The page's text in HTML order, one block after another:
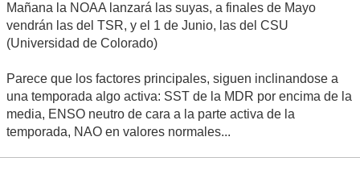
Mañana la NOAA lanzará las suyas, a finales de Mayo
vendrán las del TSR, y el 1 de Junio, las del CSU
(Universidad de Colorado)
Parece que los factores principales, siguen inclinandose a
una temporada algo activa: SST de la MDR por encima de la
media, ENSO neutro de cara a la parte activa de la
temporada, NAO en valores normales...